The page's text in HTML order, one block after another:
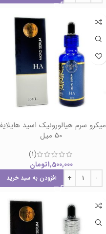
میکرو سرم هیالورونیک اسید
50 میل
(1)
1,500,000تومان
افزودن به سبد خرید